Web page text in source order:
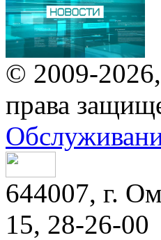
© 2009-
права
644007, г.
15, 28-26-00